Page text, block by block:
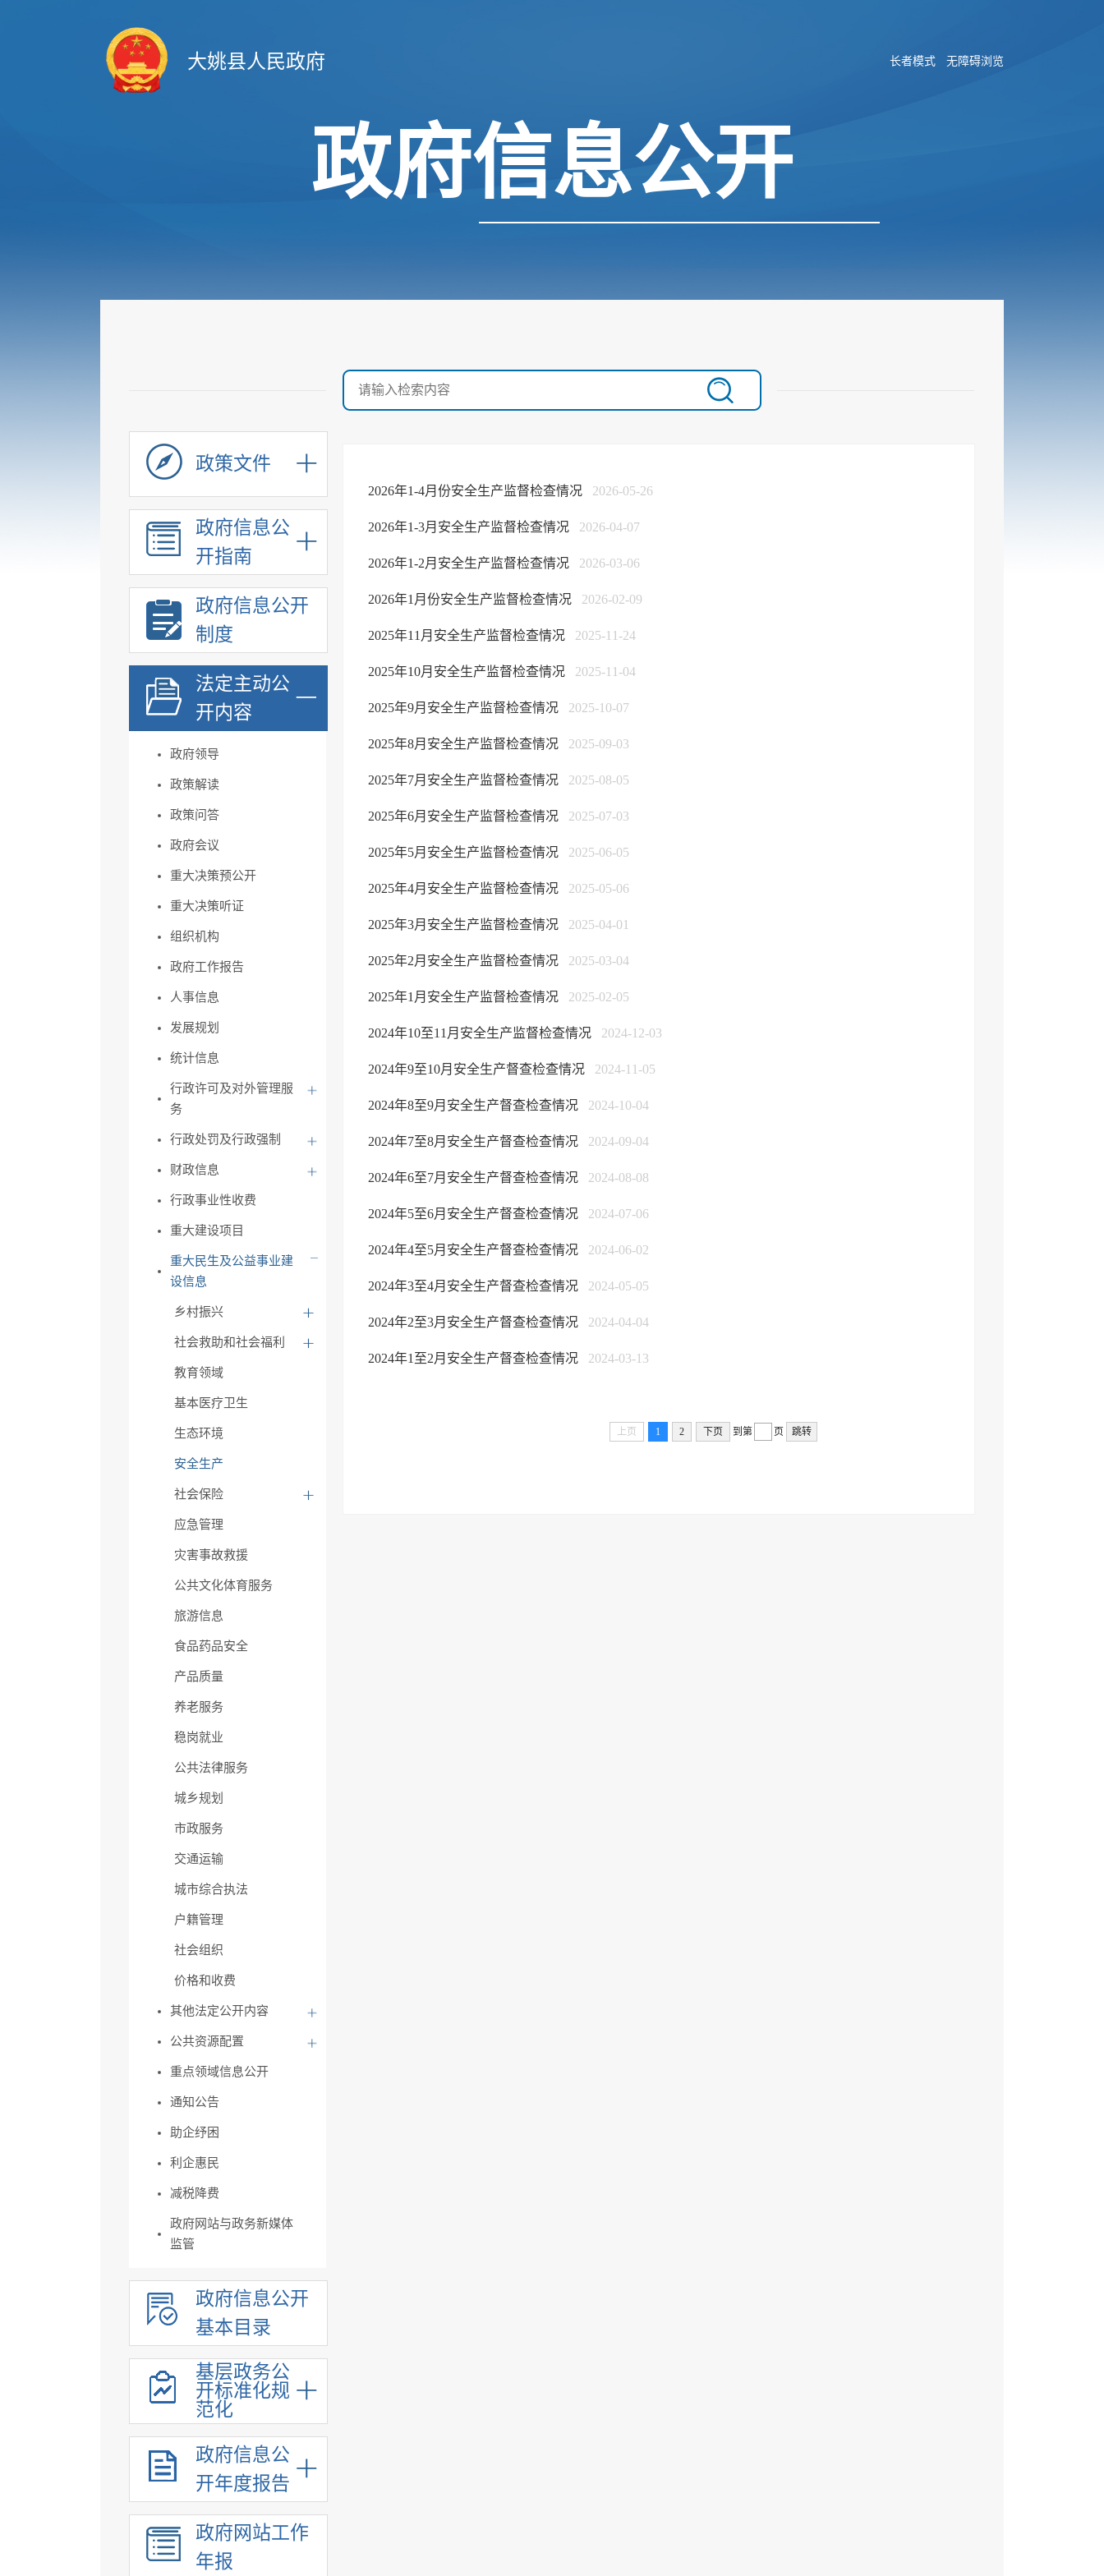
大姚县人民政府 无障碍浏览
长者模式
政府信息公开
政策文件
政府信息公
开指南
政府信息公开
制度
法定主动公
开内容
政府领导
政策解读
政策问答
政府会议
重大决策预公开
重大决策听证
组织机构
政府工作报告
人事信息
发展规划
统计信息
行政许可及对外管理服
务
行政处罚及行政强制
财政信息
行政事业性收费
重大建设项目
重大民生及公益事业建
设信息
乡村振兴
社会救助和社会福利
教育领域
基本医疗卫生
生态环境
安全生产
社会保险
应急管理
灾害事故救援
公共文化体育服务
旅游信息
食品药品安全
产品质量
养老服务
稳岗就业
公共法律服务
城乡规划
市政服务
交通运输
城市综合执法
户籍管理
社会组织
价格和收费
其他法定公开内容
公共资源配置
重点领域信息公开
通知公告
助企纾困
利企惠民
减税降费
政府网站与政务新媒体
监管
政府信息公开
基本目录
基层政务公
开标准化规
范化
政府信息公
开年度报告
政府网站工作
年报
2026年1-4月份安全生产监督检查情况 2026-05-26
2026年1-3月安全生产监督检查情况 2026-04-07
2026年1-2月安全生产监督检查情况 2026-03-06
2026年1月份安全生产监督检查情况 2026-02-09
2025年11月安全生产监督检查情况 2025-11-24
2025年10月安全生产监督检查情况 2025-11-04
2025年9月安全生产监督检查情况 2025-10-07
2025年8月安全生产监督检查情况 2025-09-03
2025年7月安全生产监督检查情况 2025-08-05
2025年6月安全生产监督检查情况 2025-07-03
2025年5月安全生产监督检查情况 2025-06-05
2025年4月安全生产监督检查情况 2025-05-06
2025年3月安全生产监督检查情况 2025-04-01
2025年2月安全生产监督检查情况 2025-03-04
2025年1月安全生产监督检查情况 2025-02-05
2024年10至11月安全生产监督检查情况 2024-12-03
2024年9至10月安全生产督查检查情况 2024-11-05
2024年8至9月安全生产督查检查情况 2024-10-04
2024年7至8月安全生产督查检查情况 2024-09-04
2024年6至7月安全生产督查检查情况 2024-08-08
2024年5至6月安全生产督查检查情况 2024-07-06
2024年4至5月安全生产督查检查情况 2024-06-02
2024年3至4月安全生产督查检查情况 2024-05-05
2024年2至3月安全生产督查检查情况 2024-04-04
2024年1至2月安全生产督查检查情况 2024-03-13
上页 1 2 下页 到第 页 跳转